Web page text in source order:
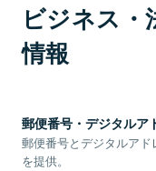
ビジネス・
情報
郵便番号・デジタルア
郵便番号とデジタルア
を提供。